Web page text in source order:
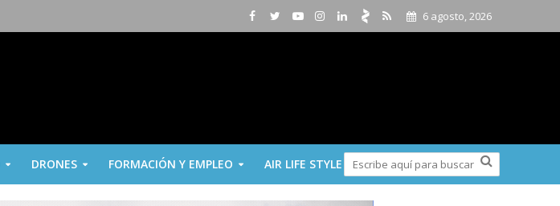
6 agosto, 2026
DRONES FORMACIÓN Y EMPLEO AIR LIFE STYLE